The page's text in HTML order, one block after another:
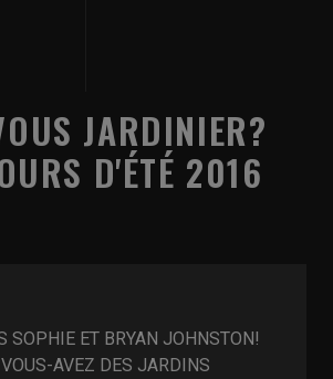
JARDINIER?
D'ÉTÉ 2016
SOPHIE ET BRYAN JOHNSTON!
AVEZ DES JARDINS